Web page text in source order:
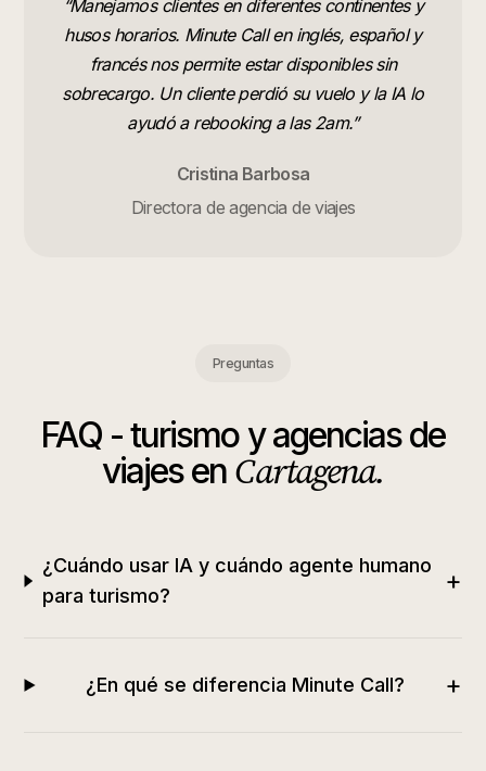
“Manejamos clientes en diferentes continentes y
husos horarios. Minute Call en inglés, español y
francés nos permite estar disponibles sin
sobrecargo. Un cliente perdió su vuelo y la IA lo
ayudó a rebooking a las 2am.”
Cristina Barbosa
Directora de agencia de viajes
Preguntas
FAQ -turismo y agencias de
viajesen Cartagena.
¿Cuándo usar IA y cuándo agente humano
para turismo?
+
¿En qué se diferencia Minute Call? +